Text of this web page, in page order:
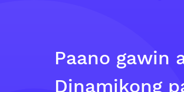
Paano gawin
Dinamikong